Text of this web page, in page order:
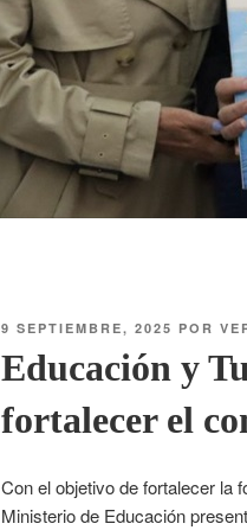
9 SEPTIEMBRE, 2025 POR
Educación y
fortalecer el
Con el objetivo de fortalecer la
Ministerio de Educación